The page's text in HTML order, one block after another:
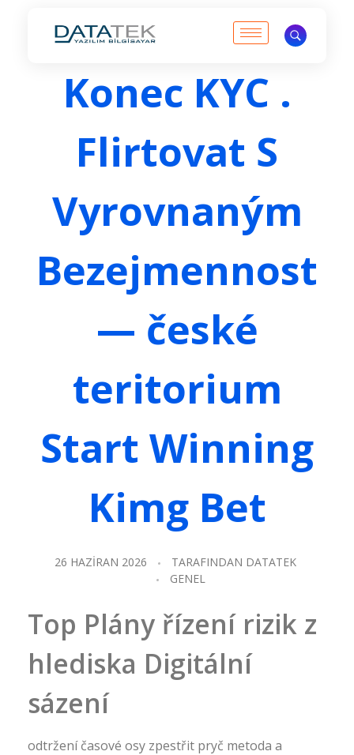
Konec KYC .
Flirtovat S
Vyrovnaným
Bezejmennost
— české
teritorium
Start Winning
Kimg Bet
26 HAZIRAN 2026 TARAFINDAN DATATEK
GENEL
Top Plány řízení rizik z
hlediska Digitální
sázení
odtržení časové osy zpestřit pryč metoda a